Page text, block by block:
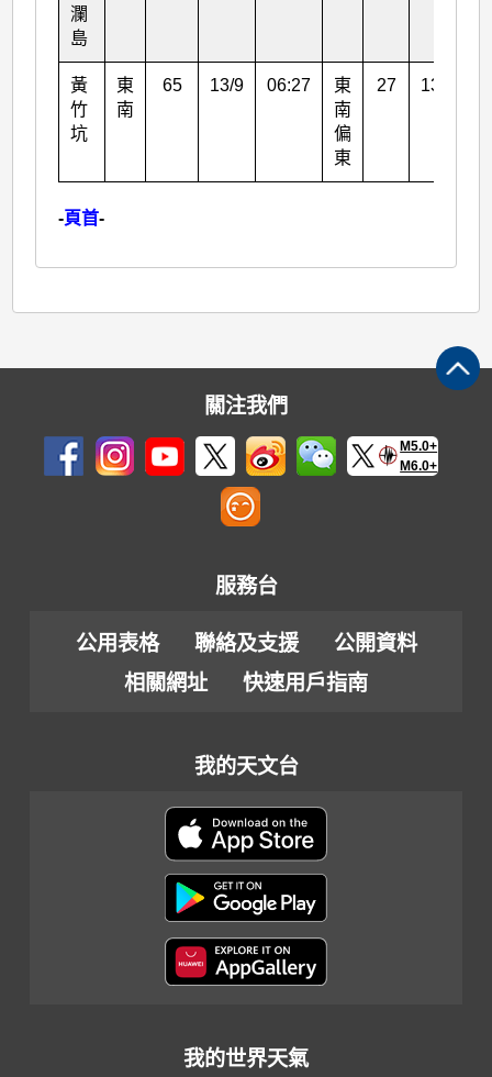
瀾
島
黃
竹
坑
東
南
65 13/9 06:27
東
南
偏
東
27 13/9
-頁首-
關注我們
M5.0+
M6.0+
服務台
公用表格 聯絡及支援
公開資料
相關網址
快速用戶指南
我的天文台
我的世界天氣